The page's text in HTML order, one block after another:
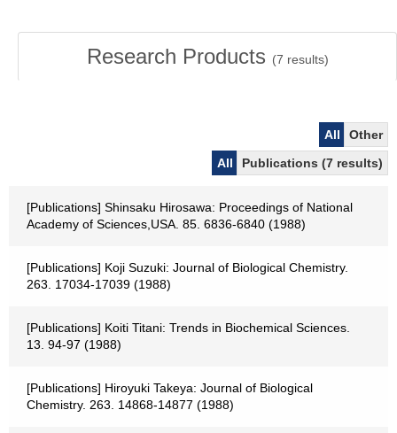
Research Products (7 results)
All
Other
All
Publications (7 results)
[Publications] Shinsaku Hirosawa: Proceedings of National
Academy of Sciences,USA. 85. 6836-6840 (1988)
[Publications] Koji Suzuki: Journal of Biological Chemistry.
263. 17034-17039 (1988)
[Publications] Koiti Titani: Trends in Biochemical Sciences.
13. 94-97 (1988)
[Publications] Hiroyuki Takeya: Journal of Biological
Chemistry. 263. 14868-14877 (1988)